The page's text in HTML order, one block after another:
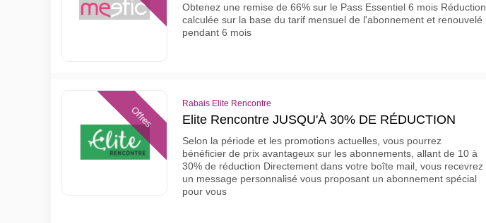
Obtenez une remise de 66% sur le Pass Essentiel 6 mois Réduction
calculée sur la base du tarif mensuel de l'abonnement et renouvelé
pendant 6 mois
Offres
Rabais Elite Rencontre
Elite Rencontre JUSQU'À 30% DE RÉDUCTION
Selon la période et les promotions actuelles, vous pourrez
bénéficier de prix avantageux sur les abonnements, allant de 10 à
30% de réduction Directement dans votre boîte mail, vous recevrez
un message personnalisé vous proposant un abonnement spécial
pour vous